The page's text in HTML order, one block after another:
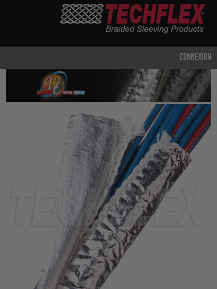
INTENSIF
MÉTAL ET
BLINDAGE
TECHNOLOGIE
AVANCÉE
HAUTE
TEMPÉRATURE
THERMORÉTRACTABLE
ISOLATION
ELECTRIQUE
LACETS
CONNEXION